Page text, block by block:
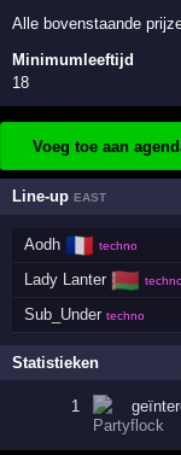
Alle bovenstaande
Minimumleeftijd
18
Voeg toe aan
Line-upEAST
Aodh 🇫🇷 techno
Lady Lanter 🇧🇾
Sub_Under techno
Statistieken
1